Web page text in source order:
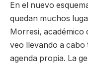
En el nuevo
quedan muchos
Morresi, académico
veo llevando a cabo
agenda propia. La